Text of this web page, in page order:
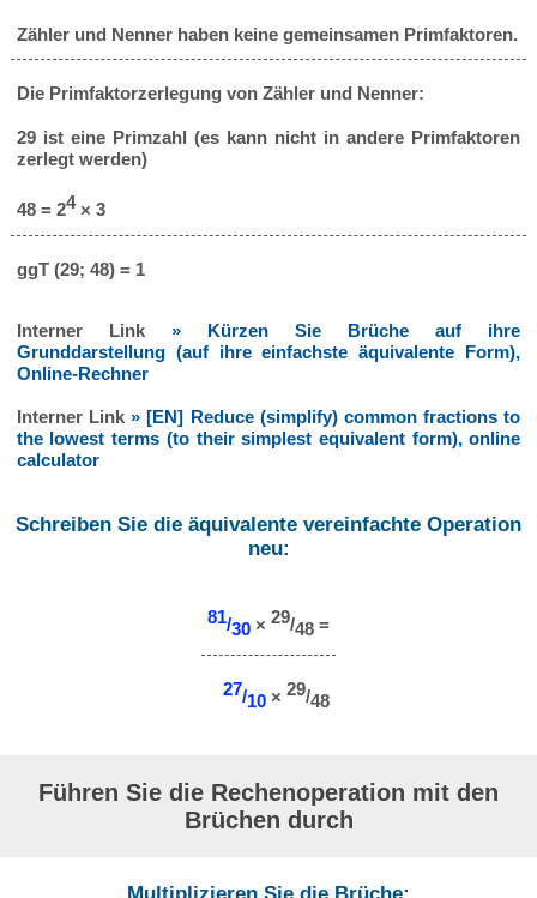
Zähler und Nenner haben keine gemeinsamen Primfaktoren.
Die Primfaktorzerlegung von Zähler und Nenner:
29 ist eine Primzahl (es kann nicht in andere Primfaktoren
zerlegt werden)
48 = 24× 3
ggT (29; 48) = 1
Interner Link » Kürzen Sie Brüche auf ihre
Grunddarstellung (auf ihre einfachste äquivalente Form),
Online-Rechner
Interner Link» [EN] Reduce (simplify) common fractions to
the lowest terms (to their simplest equivalent form), online
calculator
Schreiben Sie die äquivalente vereinfachte Operation
neu:
81/30 × 29/48 =
27/10 × 29/48
Führen Sie die Rechenoperation mit den
Brüchen durch
Multiplizieren Sie die Brüche: